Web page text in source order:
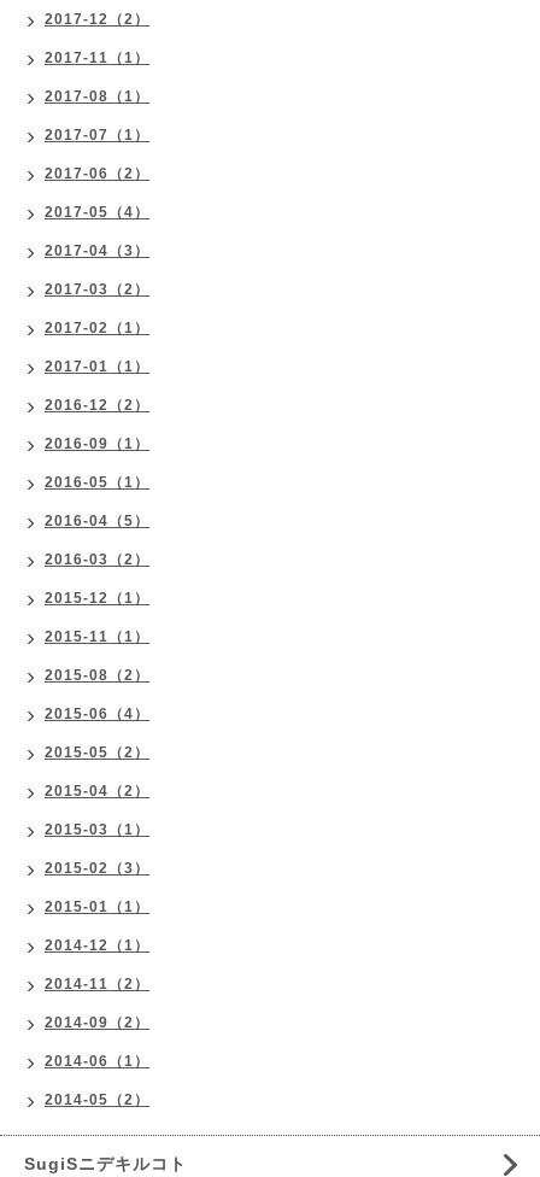
2017-12（2）
2017-11（1）
2017-08（1）
2017-07（1）
2017-06（2）
2017-05（4）
2017-04（3）
2017-03（2）
2017-02（1）
2017-01（1）
2016-12（2）
2016-09（1）
2016-05（1）
2016-04（5）
2016-03（2）
2015-12（1）
2015-11（1）
2015-08（2）
2015-06（4）
2015-05（2）
2015-04（2）
2015-03（1）
2015-02（3）
2015-01（1）
2014-12（1）
2014-11（2）
2014-09（2）
2014-06（1）
2014-05（2）
SugiSニデキルコト